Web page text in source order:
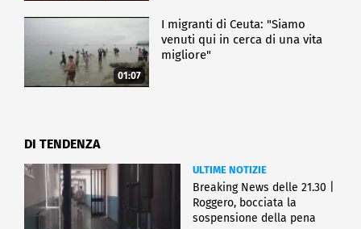
01:07
I migranti di Ceuta: "Siamo
venuti qui in cerca di una vita
migliore"
DI TENDENZA
ULTIME NOTIZIE
Breaking News delle 21.30 |
Roggero, bocciata la
sospensione della pena